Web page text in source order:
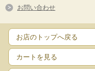
お問い合わせ
お店のトップへ戻る
カートを見る